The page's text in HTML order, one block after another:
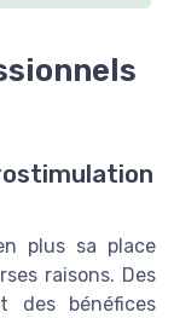
plus sa place
raisons. Des
des bénéfices